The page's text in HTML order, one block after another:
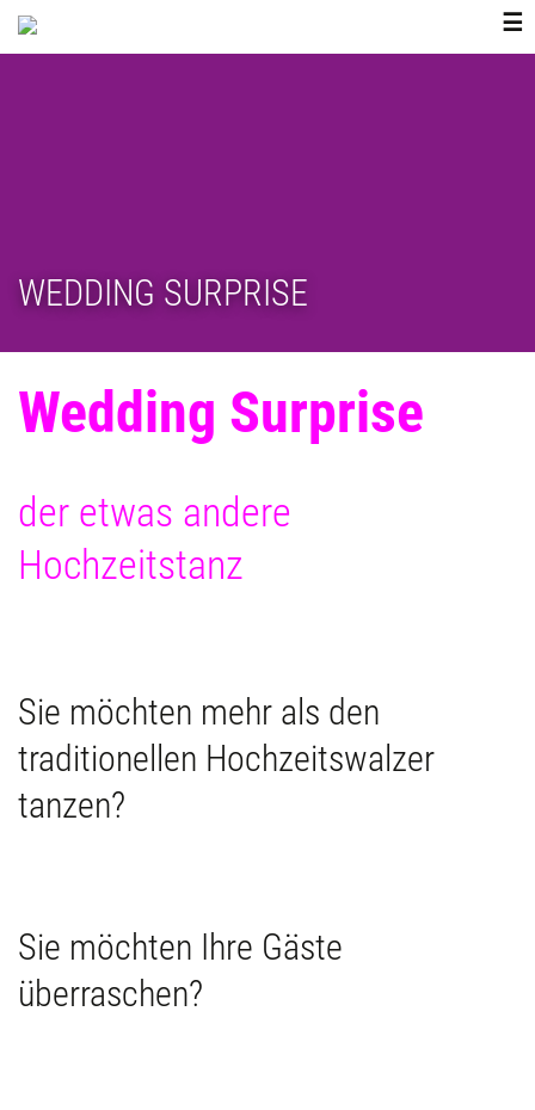
☰
INHALT
WEDDING SURPRISE
Wedding Surprise
der etwas andere
Hochzeitstanz
Sie möchten mehr als den
traditionellen Hochzeitswalzer
tanzen?
Sie möchten Ihre Gäste
überraschen?